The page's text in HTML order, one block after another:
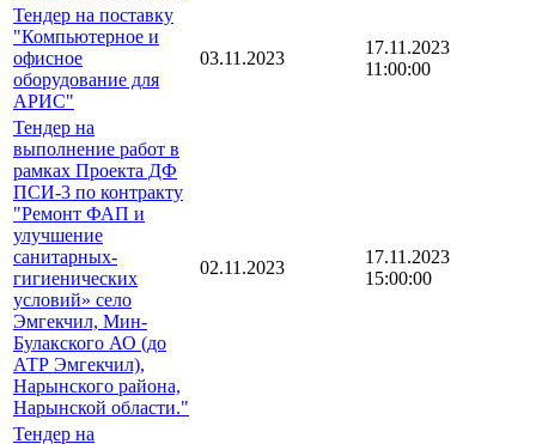
Тендер на поставку
"Компьютерное и
офисное
оборудование для
АРИС"
03.11.2023
17.11.2023
11:00:00
Тендер на
выполнение работ в
рамках Проекта ДФ
ПСИ-3 по контракту
"Ремонт ФАП и
улучшение
санитарных-
гигиенических
условий» село
Эмгекчил, Мин-
Булакского АО (до
АТР Эмгекчил),
Нарынского района,
Нарынской области."
02.11.2023
17.11.2023
15:00:00
Тендер на